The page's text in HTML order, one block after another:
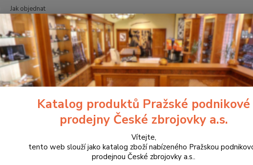
Jak objednat
Hledat
Úvod Příslušenství, doplňky a náhradní díly Pro pistole Střenky
Duralové střenky DotMatrix Ergo
Proto
Katalog produktů Pražské podnikové
prodejny České zbrojovky a.s.
Vítejte,
tento web slouží jako katalog zboží nabízeného Pražskou
prodejnou České zbrojovky a.s..